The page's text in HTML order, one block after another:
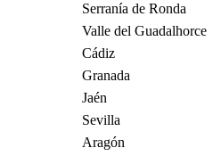
Serranía de Ronda
Valle del Guadalhorce
Cádiz
Granada
Jaén
Sevilla
Aragón